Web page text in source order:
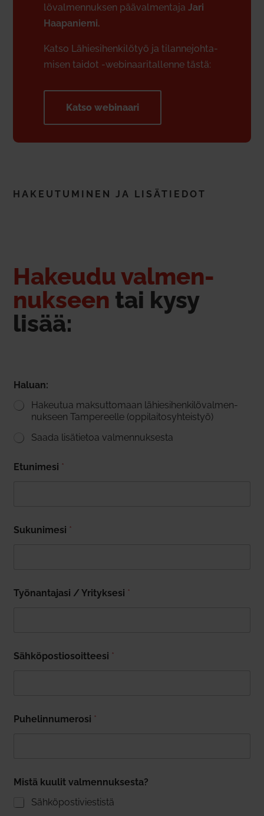
lö­val­men­nuksen pää­val­mentajaJari
Haa­pa­niemi.
Katso Lähie­si­hen­ki­lötyö ja tilan­ne­joh­ta­
misen taidot ‑webi­naa­ri­tal­lenne tästä:
Katso webi­naari
HAKEU­TU­MINEN JA LISÄ­TIEDOT
Hakeudu val­men­
nukseen tai kysy
lisää:
Haluan:
Hakeutua mak­sut­tomaan lähie­si­hen­ki­lö­val­men­
nukseen Tam­pe­reelle (oppi­lai­to­syh­teistyö)
Saada lisä­tietoa val­men­nuk­sesta
Etu­nimesi *
Suku­nimesi *
Työ­nan­tajasi / Yri­tyksesi *
Säh­kö­pos­tio­soit­teesi *
Puhe­lin­nu­merosi *
Mistä kuulit val­men­nuk­sesta?
Säh­kö­pos­ti­vies­tistä